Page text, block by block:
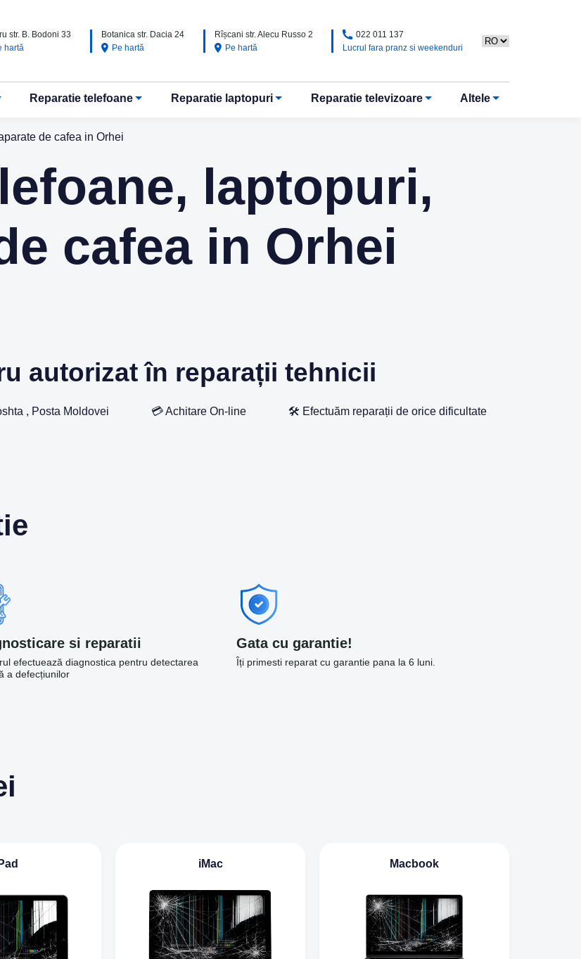
str. B. Bodoni 33
hartă
Botanica str. Dacia 24
Pe hartă
Rîșcani str. Alecu Russo 2
Pe hartă
022 011 137
Lucrul fara pranz si weekenduri
Reparatie telefoane Reparatie laptopuri Reparatie televizoare Altele
de cafea in Orhei
laptopuri,
cafea in Orhei
autorizat în reparații tehnicii
, Posta Moldovei 💳 Achitare On-line 🛠️ Efectuăm reparații de orice dificultate
si reparatii
efectuează diagnostica pentru detectarea
a defecțiunilor
Gata cu garantie!
Îți primesti reparat cu garantie pana la 6 luni.
iMac Macbook